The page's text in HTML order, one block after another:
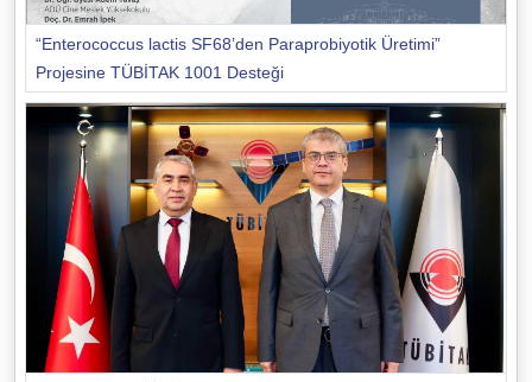
“Enterococcus lactis SF68’den Paraprobiyotik Üretimi”
Projesine TÜBİTAK 1001 Desteği